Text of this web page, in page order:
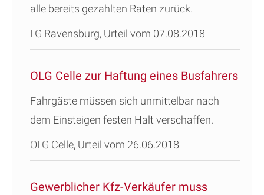
alle bereits gezahlten Raten zurück.
LG Ravensburg, Urteil vom 07.08.2018
OLG Celle zur Haftung eines Busfahrers
Fahrgäste müssen sich unmittelbar nach
dem Einsteigen festen Halt verschaffen.
OLG Celle, Urteil vom 26.06.2018
Gewerblicher Kfz-Verkäufer muss